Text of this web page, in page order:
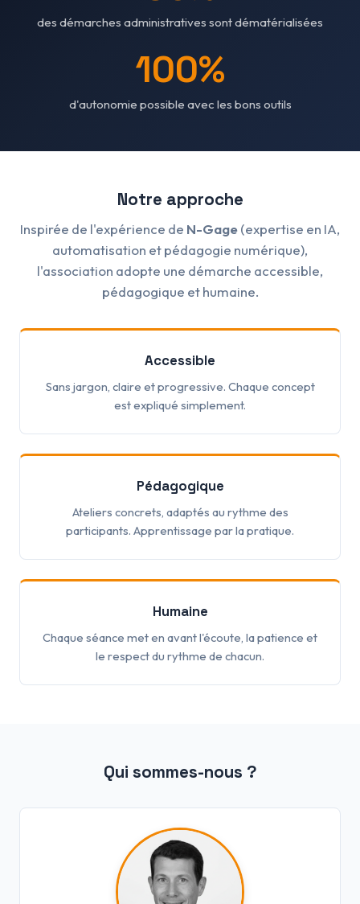
des démarches administratives sont dématérialisées
100%
d'autonomie possible avec les bons outils
Notre approche
Inspirée de l'expérience de N-Gage(expertise en IA,
automatisation et pédagogie numérique),
l'association adopte une démarche accessible,
pédagogique et humaine.
Accessible
Sans jargon, claire et progressive. Chaque concept
est expliqué simplement.
Pédagogique
Ateliers concrets, adaptés au rythme des
participants. Apprentissage par la pratique.
Humaine
Chaque séance met en avant l'écoute, la patience et
le respect du rythme de chacun.
Qui sommes-nous ?